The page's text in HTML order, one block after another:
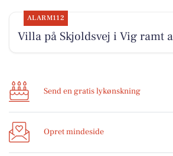
ALARM112
Villa på Skjoldsvej i Vig ramt
Send en gratis lykønskning
Opret mindeside